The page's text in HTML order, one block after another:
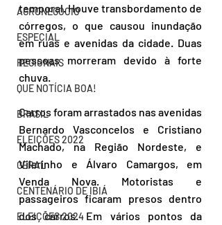
AGRONEGÓCIO
ESPECIAL
REGIONAIS
QUE NOTÍCIA BOA!
BRASIL
ELEIÇÕES 2022
GERAL
CENTENÁRIO DE IBIÁ
ELEIÇÕES 2024
temporal. Houve transbordamento de
córregos, o que causou inundação
em ruas e avenidas da cidade. Duas
pessoas morreram devido à forte
chuva.
Carros foram arrastados nas avenidas
Bernardo Vasconcelos e Cristiano
Machado, na Região Nordeste, e
Vilarinho e Álvaro Camargos, em
Venda Nova. Motoristas e
passageiros ficaram presos dentro
dos carros. Em vários pontos da